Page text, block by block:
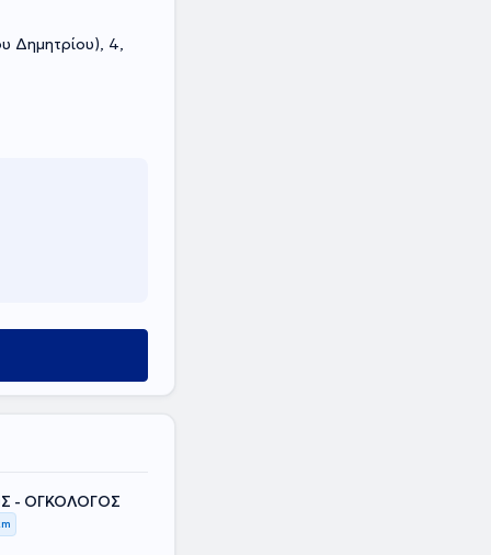
Δημητρίου), 4,
- ΟΓΚΟΛΟΓΟΣ